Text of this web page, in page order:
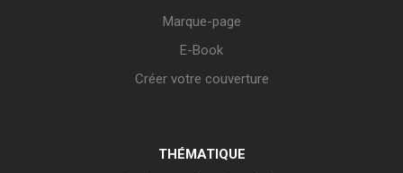
Marque-page
E-Book
Créer votre couverture
THÉMATIQUE